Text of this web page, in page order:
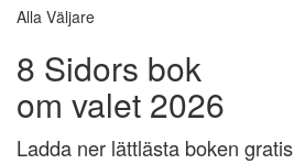
Alla Väljare
8 Sidors bok
om valet 2026
Ladda ner lättlästa boken gratis